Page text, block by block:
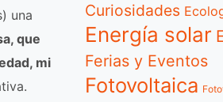
una
que
mi
Curiosidades
Energía solar
Ferias y Eventos
Fotovoltaica